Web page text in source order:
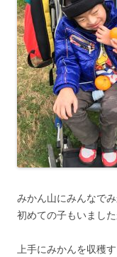
みかん山にみんなで
初めての子もいました
上手にみかんを収穫